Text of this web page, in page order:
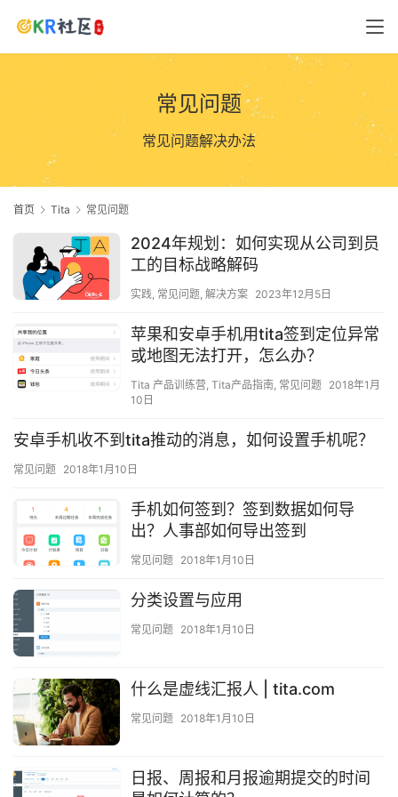
常见问题
常见问题解决办法
首页 Tita 常见问题
2024年规划：如何实现从公司到员
工的目标战略解码
实践, 常见问题, 解决方案 2023年12月5日
苹果和安卓手机用tita签到定位异常
或地图无法打开，怎么办？
Tita 产品训练营, Tita产品指南, 常见问题 2018年1月
10日
安卓手机收不到tita推动的消息，如何设置手机呢？
常见问题 2018年1月10日
手机如何签到？签到数据如何导
出？人事部如何导出签到
常见问题 2018年1月10日
分类设置与应用
常见问题 2018年1月10日
什么是虚线汇报人 | tita.com
常见问题 2018年1月10日
日报、周报和月报逾期提交的时间